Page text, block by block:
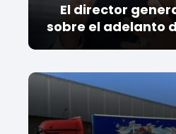
El director
sobre el adelanto